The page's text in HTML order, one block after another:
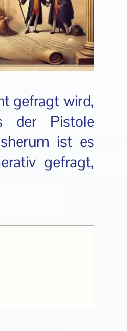
gefragt wird,
der Pistole
ist es
gefragt,